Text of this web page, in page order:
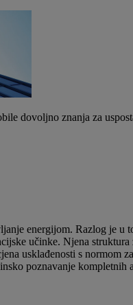
dovoljno znanja za
energijom. Razlog je
učinke. Njena
usklađenosti s
poznavanje kompletnih